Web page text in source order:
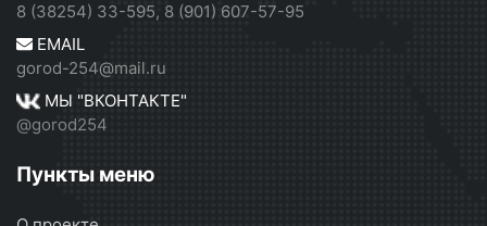
8 (38254) 33-595, 8 (901) 607-57-95
EMAIL
gorod-254@mail.ru
МЫ "ВКОНТАКТЕ"
@gorod254
Пункты меню